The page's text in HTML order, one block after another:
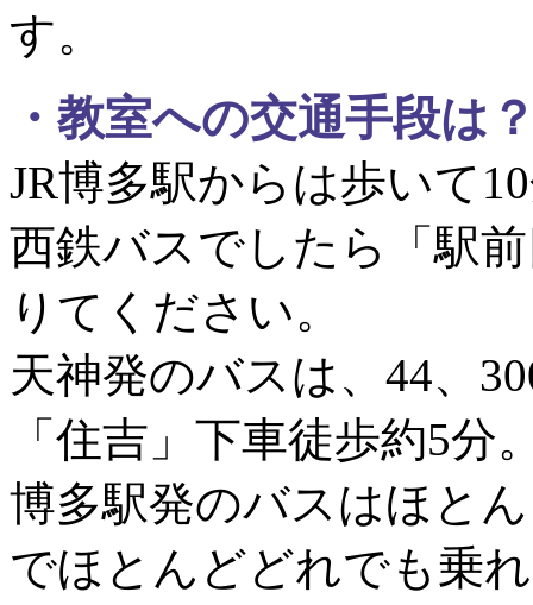
す。
・教室への交通手段は
JR博多駅からは歩いて
西鉄バスでしたら「駅
りてください。
天神発のバスは、44、
「住吉」下車徒歩約5分
博多駅発のバスはほと
でほとんどどれでも乗